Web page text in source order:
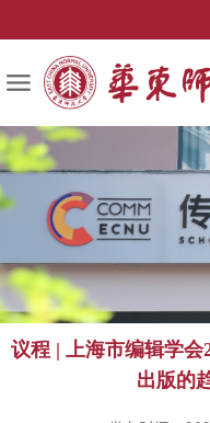
议程 | 上海市编辑学
出版的